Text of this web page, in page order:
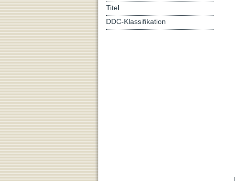
Titel
DDC-Klassifikation